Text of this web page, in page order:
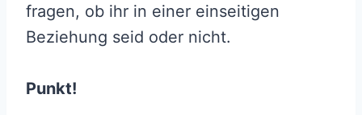
fragen, ob ihr in einer einseitigen
Beziehung seid oder nicht.
Punkt!